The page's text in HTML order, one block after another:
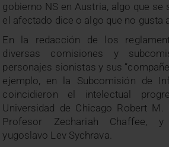
gobierno NS en Austria, algo que se
el afectado dice o algo que no gusta
En la redacción de los
diversas comisiones y
personajes sionistas y sus
ejemplo, en la Subcomisión de
coincidieron el intelectual
Universidad de Chicago Robert
Profesor Zechariah Chaffee,
yugoslavo Lev Sychrava.